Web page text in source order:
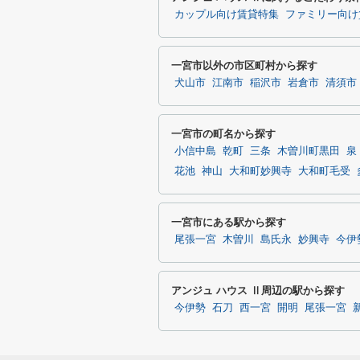
カップル向け賃貸特集 ファミリー向
一宮市以外の市区町村から探す
犬山市 江南市 稲沢市 岩倉市 清須市
一宮市の町名から探す
小信中島 乾町 三条 木曽川町黒田 泉
花池 神山 大和町妙興寺 大和町毛受
一宮市にある駅から探す
尾張一宮 木曽川 島氏永 妙興寺 今伊
アンジュ ハウス Ⅱ周辺の駅から探す
今伊勢 石刀 西一宮 開明 尾張一宮